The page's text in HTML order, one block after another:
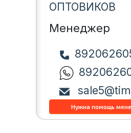
ОПТОВИКОВ
Менеджер